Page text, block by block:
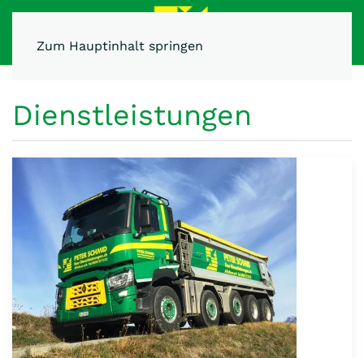
Zum Hauptinhalt springen
Dienstleistungen